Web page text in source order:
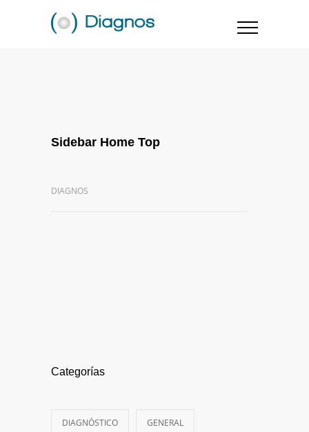
Sidebar Home Top
DIAGNOS
Categorías
DIAGNÓSTICO GENERAL